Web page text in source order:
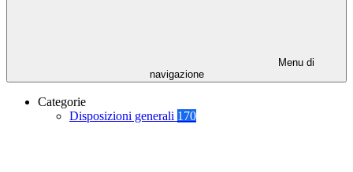
Menu di
navigazione
Categorie
Disposizioni generali 170